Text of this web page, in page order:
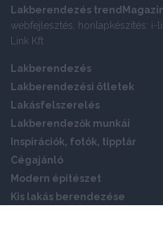
Lakberendezés
webfejlesztés, honlapkészítés:
Link Kft
Lakberendezés
Lakberendezési ötletek
Lakásfelszerelés
Lakberendezők munkái
Inspirációk, fotók, tipptár
Cégajánló
Modern építészet
Kis lakás berendezése